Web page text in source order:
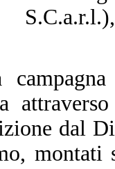
dal
montati